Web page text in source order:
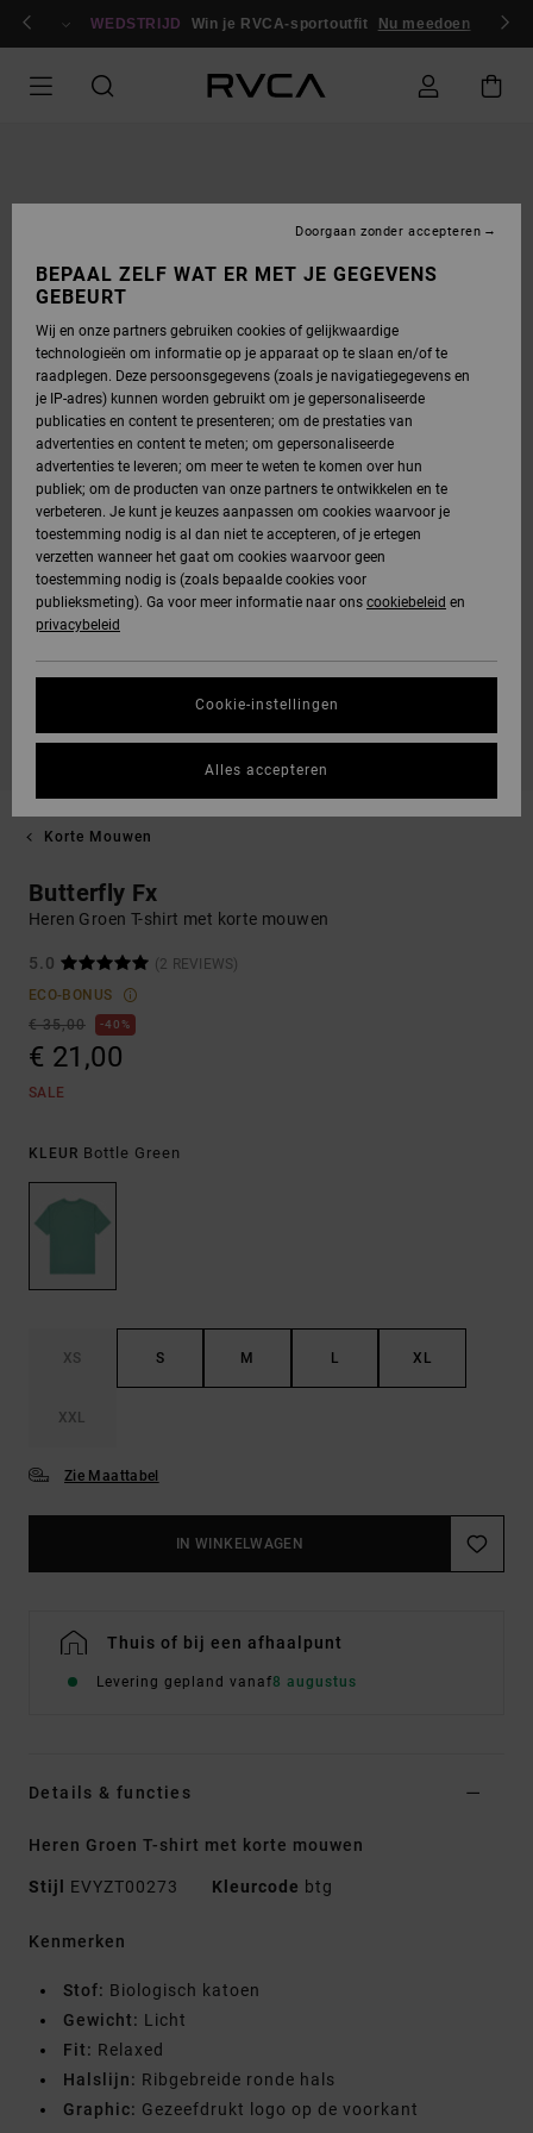
NAAR/ registrerenWEDSTRIJD Win je RVCA-sportoutfit Nu meedoen
Korte Mouwen
Butterfly Fx
Heren Groen T-shirt met korte mouwen
5.0
(2 REVIEWS)
ECO-BONUS
€ 35,00
40%
€ 21,00
SALE
KLEUR Bottle Green
XS S M L XL
XXL
Zie Maattabel
IN WINKELWAGEN
Thuis of bij een afhaalpunt
Levering gepland vanaf8 augustus
Details & functies
Heren Groen T-shirt met korte mouwen
Stijl EVYZT00273 Kleurcode btg
Kenmerken
Stof: Biologisch katoen
Gewicht: Licht
Fit: Relaxed
Halslijn: Ribgebreide ronde hals
Graphic: Gezeefdrukt logo op de voorkant
BEPAAL ZELF WAT ER MET JE GEGEVENS
GEBEURT
Wij en onze partners gebruiken cookies of gelijkwaardige
technologieën om informatie op je apparaat op te slaan en/of te
raadplegen. Deze persoonsgegevens (zoals je navigatiegegevens en
je IP-adres) kunnen worden gebruikt om je gepersonaliseerde
publicaties en content te presenteren; om de prestaties van
advertenties en content te meten; om gepersonaliseerde
advertenties te leveren; om meer te weten te komen over hun
publiek; om de producten van onze partners te ontwikkelen en te
verbeteren. Je kunt je keuzes aanpassen om cookies waarvoor je
toestemming nodig is al dan niet te accepteren, of je ertegen
verzetten wanneer het gaat om cookies waarvoor geen
toestemming nodig is (zoals bepaalde cookies voor
publieksmeting). Ga voor meer informatie naar ons cookiebeleid en
privacybeleid
Cookie-instellingen
Doorgaan zonder accepteren
Alles accepteren